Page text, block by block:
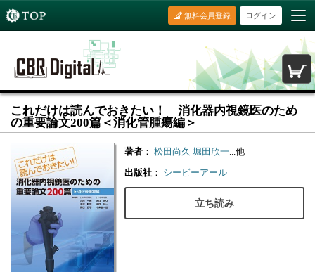
ログイン
無料会員登録
これだけは読んでおきたい！ 消化器内視鏡医のため
の重要論文200篇＜消化管腫瘍編＞
著者 ： 松田尚久 堀田欣一...他
出版社 ： シービーアール
立ち読み